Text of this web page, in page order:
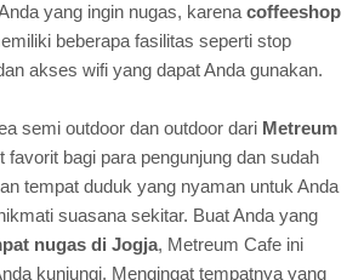
yang ingin nugas, karena coffeeshop
beberapa fasilitas seperti stop
akses wifi yang dapat Anda gunakan.
semi outdoor dan outdoor dari Metreum
favorit bagi para pengunjung dan sudah
tempat duduk yang nyaman untuk Anda
suasana sekitar. Buat Anda yang
nugas di Jogja, Metreum Cafe ini
kunjungi. Mengingat tempatnya yang